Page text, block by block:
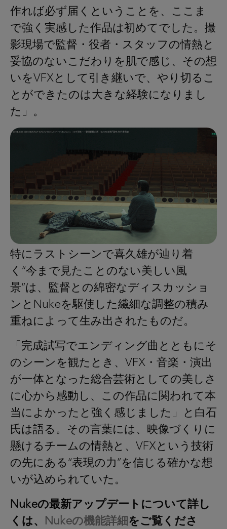
作れば必ず届くということを、ここま
で強く実感した作品は初めてでした。撮
影現場で監督・役者・スタッフの情熱と
妥協のないこだわりを肌で感じ、その想
いをVFXとして引き継いで、やり切るこ
とができたのは大きな経験になりまし
た」。
特にラストシーンで喜久雄が辿り着
く“今まで見たことのない美しい風
景”は、監督との綿密なディスカッショ
ンとNukeを駆使した繊細な調整の積み
重ねによって生み出されたものだ。
「完成試写でエンディング曲とともにそ
のシーンを観たとき、VFX・音楽・演出
が一体となった総合芸術としての美しさ
に心から感動し、この作品に関われて本
当によかったと強く感じました」と白石
氏は語る。その言葉には、映像づくりに
懸けるチームの情熱と、VFXという技術
の先にある“表現の力”を信じる確かな想
いが込められていた。
Nukeの最新アップデートについて詳し
くは、 Nukeの機能詳細をご覧くださ